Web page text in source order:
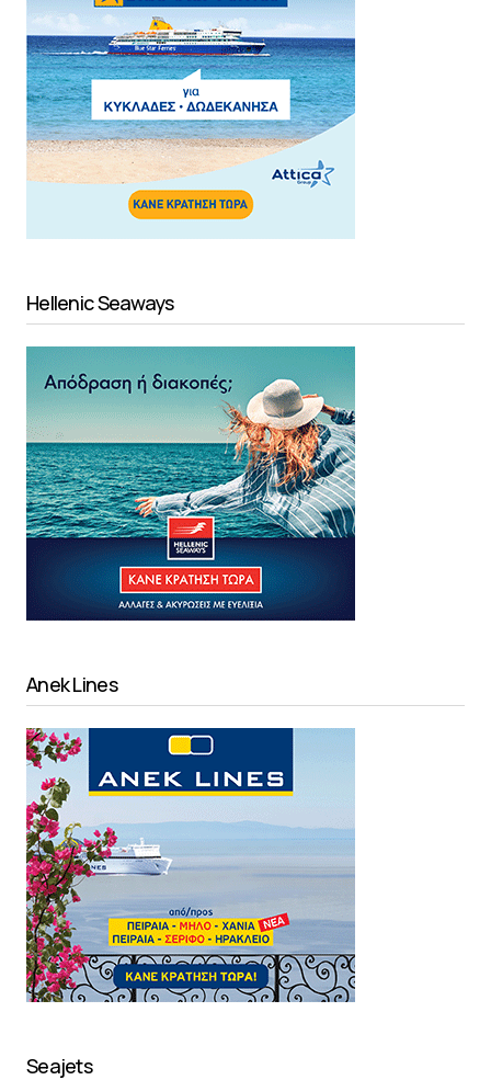
Hellenic Seaways
Anek Lines
Seajets